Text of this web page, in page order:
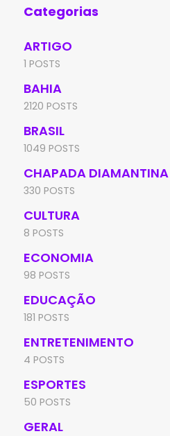
Categorias
ARTIGO
1 POSTS
BAHIA
2120 POSTS
BRASIL
1049 POSTS
CHAPADA DIAMANTINA
330 POSTS
CULTURA
8 POSTS
ECONOMIA
98 POSTS
EDUCAÇÃO
181 POSTS
ENTRETENIMENTO
4 POSTS
ESPORTES
50 POSTS
GERAL